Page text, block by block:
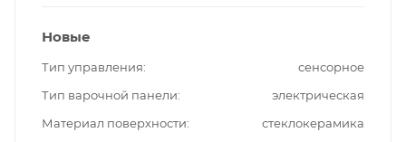
Новые
Тип управления
сенсорное
Тип варочной панели
электрическая
Материал поверхности
стеклокерамика